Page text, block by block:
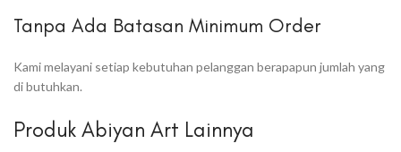
Tanpa Ada Batasan Minimum Order
Kami melayani setiap kebutuhan pelanggan berapapun jumlah yang
di butuhkan.
Produk Abiyan Art Lainnya